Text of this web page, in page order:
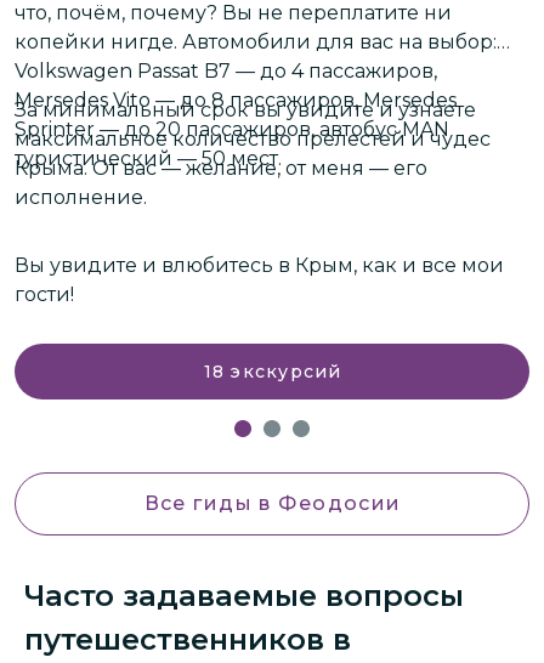
что, почём, почему? Вы не переплатите ни
копейки нигде. Автомобили для вас на выбор:
Volkswagen Passat B7 — до 4 пассажиров,
Mersedes Vito — до 8 пассажиров, Mersedes
Sprinter — до 20 пассажиров, автобус MAN
туристический — 50 мест.
За минимальный срок вы увидите и узнаете
максимальное количество прелестей и чудес
Крыма. От вас — желание, от меня — его
исполнение.
Вы увидите и влюбитесь в Крым, как и все мои
гости!
18 экскурсий
Все гиды в Феодосии
Часто задаваемые вопросы
путешественников в